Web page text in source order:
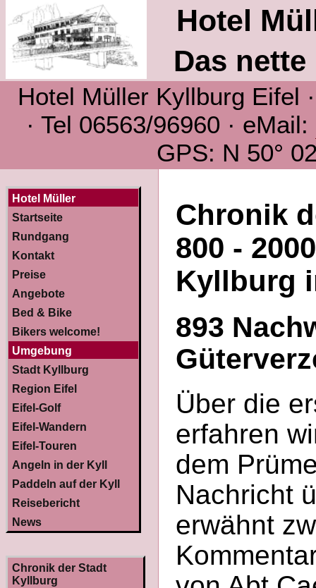
Hotel
Das
Hotel Müller Kyllburg Eifel
· Tel 06563/96960 · eMail:
GPS: N 50°
Hotel Müller
Startseite
Rundgang
Kontakt
Preise
Angebote
Bed & Bike
Bikers welcome!
Umgebung
Stadt Kyllburg
Region Eifel
Eifel-Golf
Eifel-Wandern
Eifel-Touren
Angeln in der Kyll
Paddeln auf der Kyll
Reisebericht
News
Chronik der Stadt
Kyllburg
Chronik
800 - 2000
Kyllburg
893
Über die
erfahren
dem
Nachricht
erwähnt